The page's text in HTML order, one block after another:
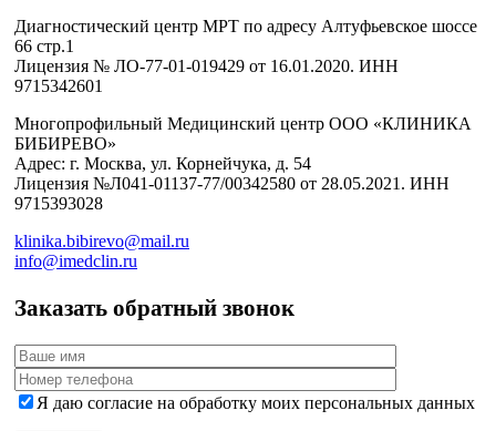
Диагностический центр МРТ по адресу Алтуфьевское шоссе
66 стр.1
Лицензия № ЛО-77-01-019429 от 16.01.2020. ИНН
9715342601
Многопрофильный Медицинский центр ООО «КЛИНИКА
БИБИРЕВО»
Адрес: г. Москва, ул. Корнейчука, д. 54
Лицензия №Л041-01137-77/00342580 от 28.05.2021. ИНН
9715393028
klinika.bibirevo@mail.ru
info@imedclin.ru
Заказать обратный звонок
Я даю согласие на обработку моих персональных данных